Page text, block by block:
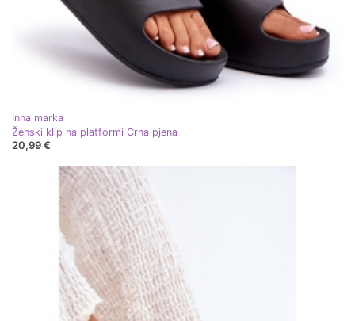
Inna marka
Ženski klip na platformi Crna pjena
20,99 €